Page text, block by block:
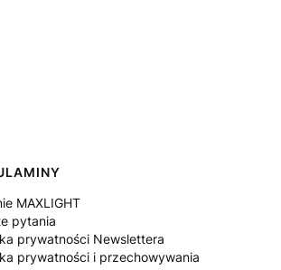
MAXLIGHT
pytania
prywatności Newslettera
prywatności i przechowywania